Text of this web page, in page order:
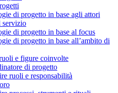
di progetto in base agli attori
servizio
di progetto in base al focus
di progetto in base all’ambito di
e figure coinvolte
di progetto
ruoli e responsabilità